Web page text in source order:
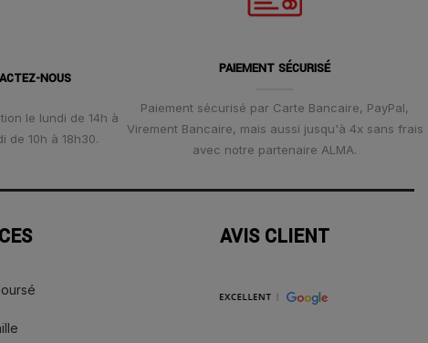
NOUS
le lundi de 14h à
de 10h à 18h30.
PAIEMENT SÉCURISÉ
Paiement sécurisé par Carte Bancaire, PayPal,
Virement Bancaire, mais aussi jusqu'à 4x sans frais
avec notre partenaire ALMA.
AVIS CLIENT